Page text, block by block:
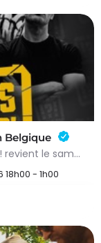
Belgique
C’EST OFFICIEL ! T’ENTENDS PAS OU KOI !?! revient le samedi 14 novembre 2026 à l’Acte 3 de Braine-l’Alleud…
- 1h00